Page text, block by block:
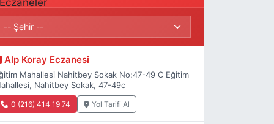
Alp Koray Eczanesi
Mahallesi Nahitbey Sokak No:47-49 C Eğitim
Nahitbey Sokak, 47-49c
0 (216) 414 19 74 Yol Tarifi Al